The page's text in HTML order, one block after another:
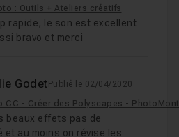
: Outils + Ateliers créatifs
rapide, le son est excellent
bravo et merci
Godet Publié le 02/04/2020
CC - Créer des Polyscapes -
beaux effets pas de
et au moins on révise les